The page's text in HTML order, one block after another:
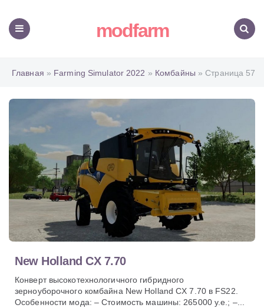
modfarm
Главная » Farming Simulator 2022 » Комбайны » Страница 57
New Holland CX 7.70
Конверт высокотехнологичного гибридного
зерноуборочного комбайна New Holland CX 7.70 в FS22.
Особенности мода: – Стоимость машины: 265000 у.е.; –...